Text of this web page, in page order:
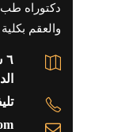
دكتوراه طب
والعقم
تليفون: